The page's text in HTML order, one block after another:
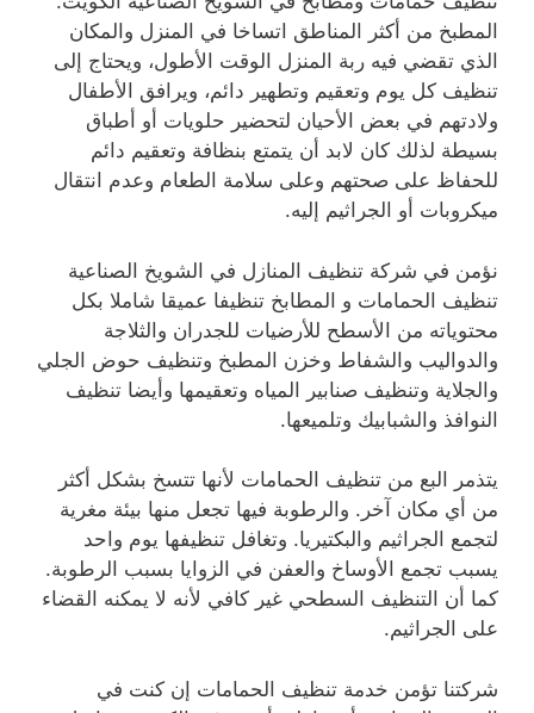
المطبخ من أكثر المناطق اتساخا في المنزل والمكان
الذي تقضي فيه ربة المنزل الوقت الأطول، ويحتاج إلى
تنظيف كل يوم وتعقيم وتطهير دائم، ويرافق الأطفال
ولادتهم في بعض الأحيان لتحضير حلويات أو أطباق
بسيطة لذلك كان لابد أن يتمتع بنظافة وتعقيم دائم
للحفاظ على صحتهم وعلى سلامة الطعام وعدم انتقال
ميكروبات أو الجراثيم إليه.
نؤمن في شركة تنظيف المنازل في الشويخ الصناعية
تنظيف الحمامات و المطابخ تنظيفا عميقا شاملا بكل
محتوياته من الأسطح للأرضيات للجدران والثلاجة
والدواليب والشفاط وخزن المطبخ وتنظيف حوض الجلي
والجلاية وتنظيف صنابير المياه وتعقيمها وأيضا تنظيف
النوافذ والشبابيك وتلميعها.
يتذمر البع من تنظيف الحمامات لأنها تتسخ بشكل أكثر
من أي مكان آخر. والرطوبة فيها تجعل منها بيئة مغرية
لتجمع الجراثيم والبكتيريا. وتغافل تنظيفها يوم واحد
يسبب تجمع الأوساخ والعفن في الزوايا بسبب الرطوبة.
كما أن التنظيف السطحي غير كافي لأنه لا يمكنه القضاء
على الجراثيم.
شركتنا تؤمن خدمة تنظيف الحمامات إن كنت في